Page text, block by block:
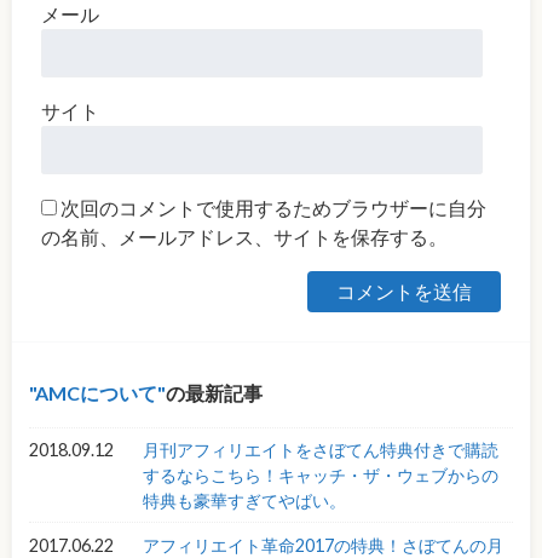
メール
サイト
次回のコメントで使用するためブラウザーに自分
の名前、メールアドレス、サイトを保存する。
AMCについて の最新記事
2018.09.12
月刊アフィリエイトをさぼてん特典付きで購読
するならこちら！キャッチ・ザ・ウェブからの
特典も豪華すぎてやばい。
2017.06.22
アフィリエイト革命2017の特典！さぼてんの月